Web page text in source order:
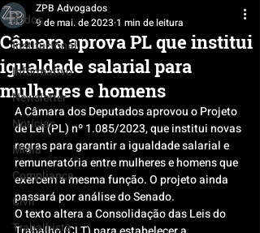
Todos
Institucional
Informativo
Newsletter
Notícias
Mídia
Compliance
Civil
Trabalhista
Câmara aprova PL que institui
igualdade salarial para
mulheres e homens
ZPB Advogados
9 de mai. de 2023 1 min de leitura
A Câmara dos Deputados aprovou o Projeto
de Lei (PL) nº 1.085/2023, que institui novas
regras para garantir a igualdade salarial e
remuneratória entre mulheres e homens que
exercem a mesma função. O projeto ainda
passará por análise do Senado.
O texto altera a Consolidação das Leis do